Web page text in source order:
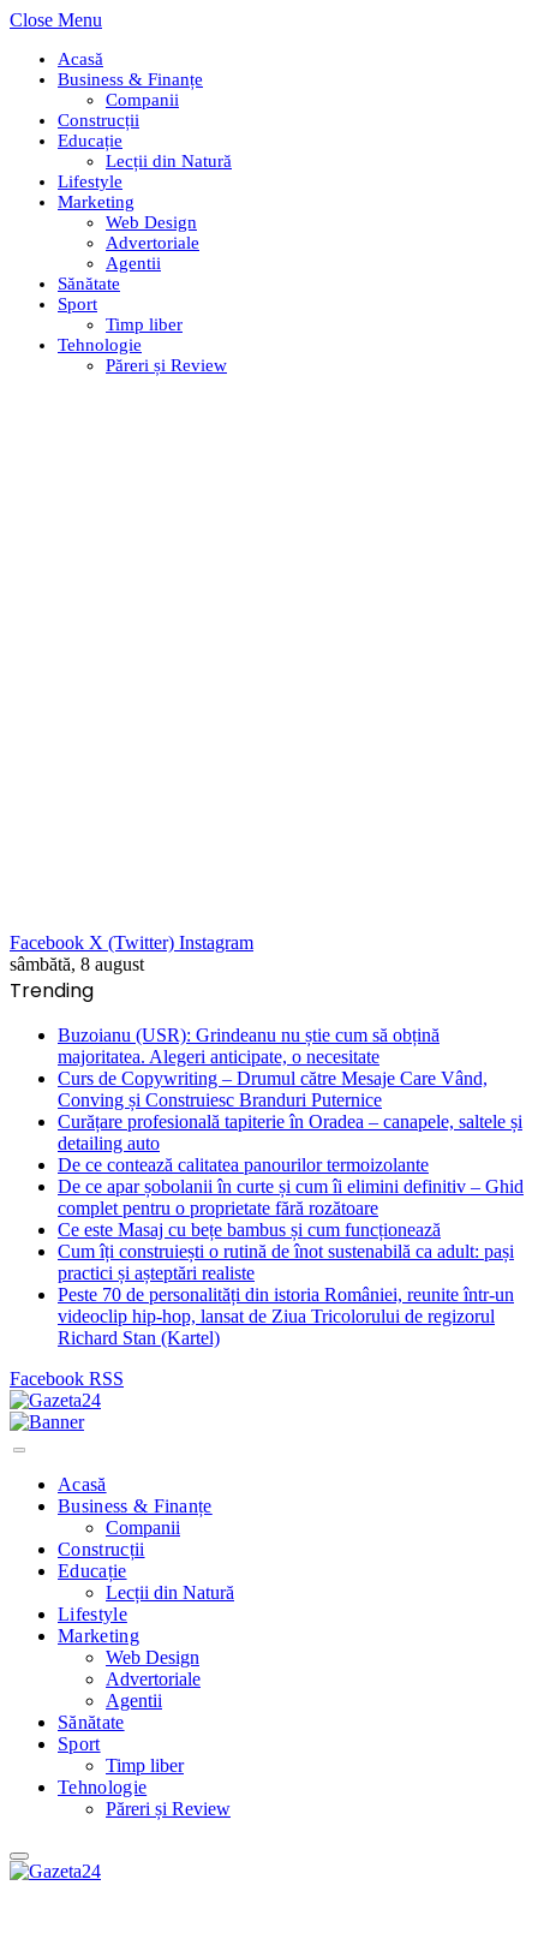
Close Menu
Acasă
Business & Finanțe
Companii
Construcții
Educație
Lecții din Natură
Lifestyle
Marketing
Web Design
Advertoriale
Agentii
Sănătate
Sport
Timp liber
Tehnologie
Păreri și Review
Facebook X (Twitter) Instagram
sâmbătă, 8 august
Trending
Buzoianu (USR): Grindeanu nu știe cum să obțină
majoritatea. Alegeri anticipate, o necesitate
Curs de Copywriting – Drumul către Mesaje Care Vând,
Conving și Construiesc Branduri Puternice
Curățare profesională tapiterie în Oradea – canapele, saltele și
detailing auto
De ce contează calitatea panourilor termoizolante
De ce apar șobolanii în curte și cum îi elimini definitiv – Ghid
complet pentru o proprietate fără rozătoare
Ce este Masaj cu bețe bambus și cum funcționează
Cum îți construiești o rutină de înot sustenabilă ca adult: pași
practici și așteptări realiste
Peste 70 de personalități din istoria României, reunite într-un
videoclip hip-hop, lansat de Ziua Tricolorului de regizorul
Richard Stan (Kartel)
Facebook RSS
Acasă
Business & Finanțe
Companii
Construcții
Educație
Lecții din Natură
Lifestyle
Marketing
Web Design
Advertoriale
Agentii
Sănătate
Sport
Timp liber
Tehnologie
Păreri și Review